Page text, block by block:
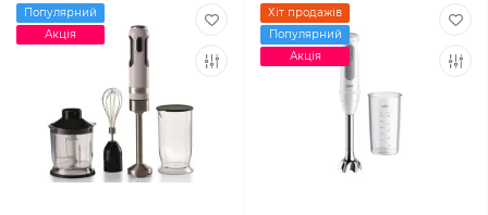
Популярний
Акція
Хіт продажів
Популярний
Акція